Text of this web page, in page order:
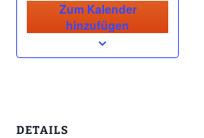
Zum Kalender
hinzufügen
DETAILS